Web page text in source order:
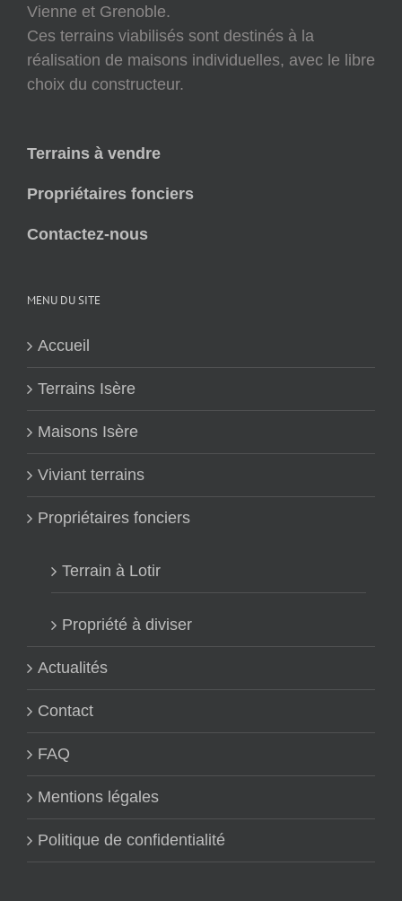
Vienne et Grenoble.
Ces terrains viabilisés sont destinés à la
réalisation de maisons individuelles, avec le libre
choix du constructeur.
Terrains à vendre
Propriétaires fonciers
Contactez-nous
MENU DU SITE
Accueil
Terrains Isère
Maisons Isère
Viviant terrains
Propriétaires fonciers
Terrain à Lotir
Propriété à diviser
Actualités
Contact
FAQ
Mentions légales
Politique de confidentialité